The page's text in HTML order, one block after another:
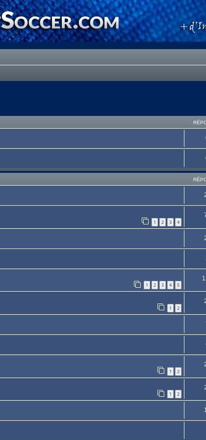
1 2 3 4
1 2 3 4 5
1 2
1 2
1 2